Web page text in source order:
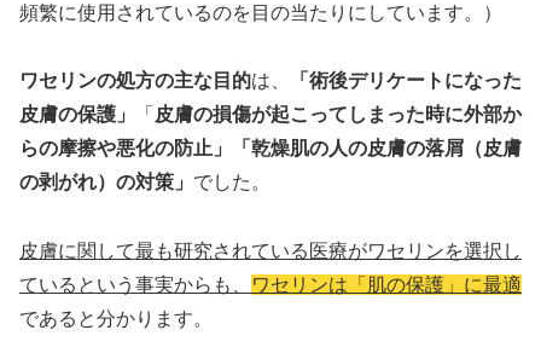
頻繁に使用されているのを目の当たりにしています。）
ワセリンの処方の主な目的は、
「術後デリケートになった
皮膚の保護」
「 皮膚の損傷が起こってしまった時に外部か
らの摩擦や悪化の防止」「乾燥肌の人の皮膚の落屑（皮膚
の剥がれ）の対策」 でした。
皮膚に関して最も研究されている医療がワセリンを選択し
ているという事実からも、
ワセリンは「肌の保護」に最適
であると分かります。